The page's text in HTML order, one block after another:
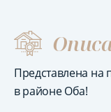
Представлена на
в районе Оба!